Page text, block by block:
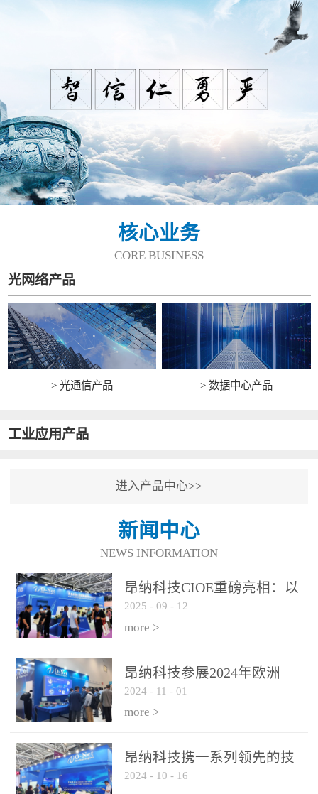
核心业务
CORE BUSINESS
光网络产品
> 光通信产品 > 数据中心产品
工业应用产品
进入产品中心>>
新闻中心
NEWS INFORMATION
昂纳科技CIOE重磅亮相：以
光通信创新引擎，驱动AI与
算力互联新时代
2025 - 09 - 12
more >
昂纳科技参展2024年欧洲
ECOC展会
2024 - 11 - 01
more >
昂纳科技携一系列领先的技
术平台和优秀产品参展2024
2024 - 10 - 16